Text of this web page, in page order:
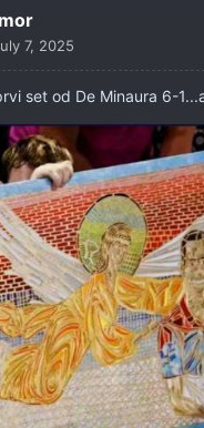
7, 2025
set od De Minaura 6-